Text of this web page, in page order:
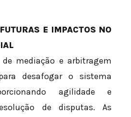
E IMPACTOS NO
mediação e arbitragem
desafogar o sistema
agilidade e
de disputas. As